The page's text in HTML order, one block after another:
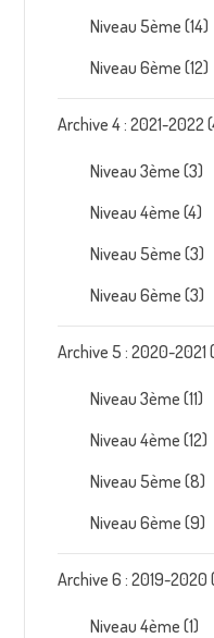
Niveau 5ème (14)
Niveau 6ème (12)
Archive 4 : 2021-2022
Niveau 3ème (3)
Niveau 4ème (4)
Niveau 5ème (3)
Niveau 6ème (3)
Archive 5 : 2020-2021
Niveau 3ème (11)
Niveau 4ème (12)
Niveau 5ème (8)
Niveau 6ème (9)
Archive 6 : 2019-2020
Niveau 4ème (1)